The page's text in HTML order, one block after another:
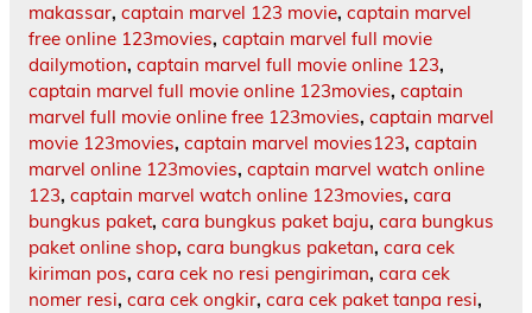
makassar, captain marvel 123 movie, captain marvel
free online 123movies, captain marvel full movie
dailymotion, captain marvel full movie online 123,
captain marvel full movie online 123movies, captain
marvel full movie online free 123movies, captain marvel
movie 123movies, captain marvel movies123, captain
marvel online 123movies, captain marvel watch online
123, captain marvel watch online 123movies, cara
bungkus paket, cara bungkus paket baju, cara bungkus
paket online shop, cara bungkus paketan, cara cek
kiriman pos, cara cek no resi pengiriman, cara cek
nomer resi, cara cek ongkir, cara cek paket tanpa resi,